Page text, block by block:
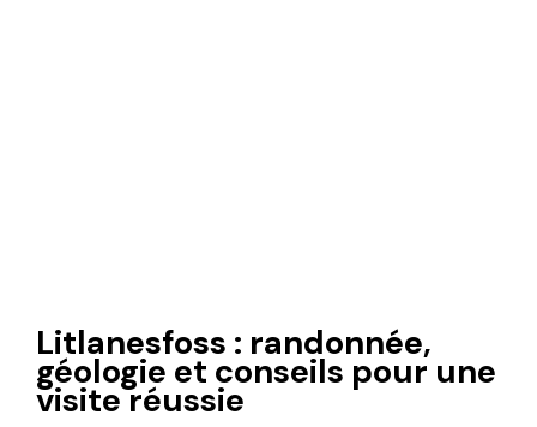
Litlanesfoss : randonnée,
géologie et conseils pour une
visite réussie